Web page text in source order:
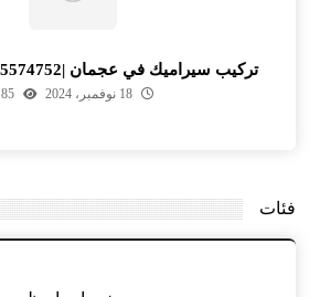
تركيب سيراميك في عجمان |0545574752 |تركيب بلاط
18 نوفمبر، 2024 85
فئات